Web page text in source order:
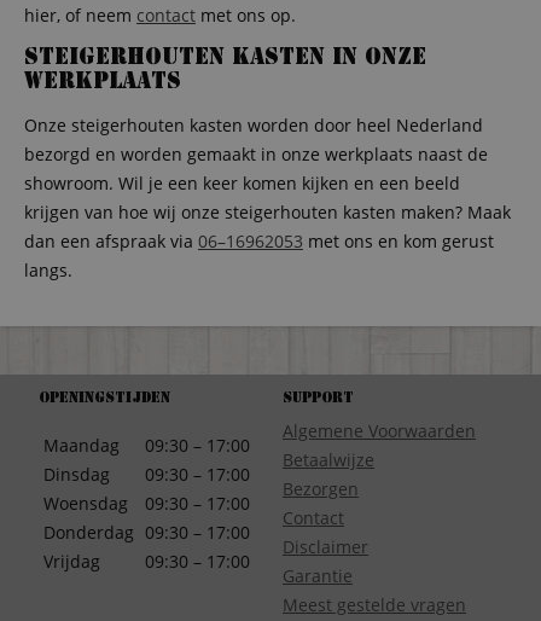
hier, of neem contact met ons op.
Steigerhouten kasten in onze
werkplaats
Onze steigerhouten kasten worden door heel Nederland
bezorgd en worden gemaakt in onze werkplaats naast de
showroom. Wil je een keer komen kijken en een beeld
krijgen van hoe wij onze steigerhouten kasten maken? Maak
dan een afspraak via 06–16962053 met ons en kom gerust
langs.
Openingstijden
Maandag
Dinsdag
Woensdag
Donderdag
Vrijdag
09:30 – 17:00
09:30 – 17:00
09:30 – 17:00
09:30 – 17:00
09:30 – 17:00
Support
Algemene Voorwaarden
Betaalwijze
Bezorgen
Contact
Disclaimer
Garantie
Meest gestelde vragen